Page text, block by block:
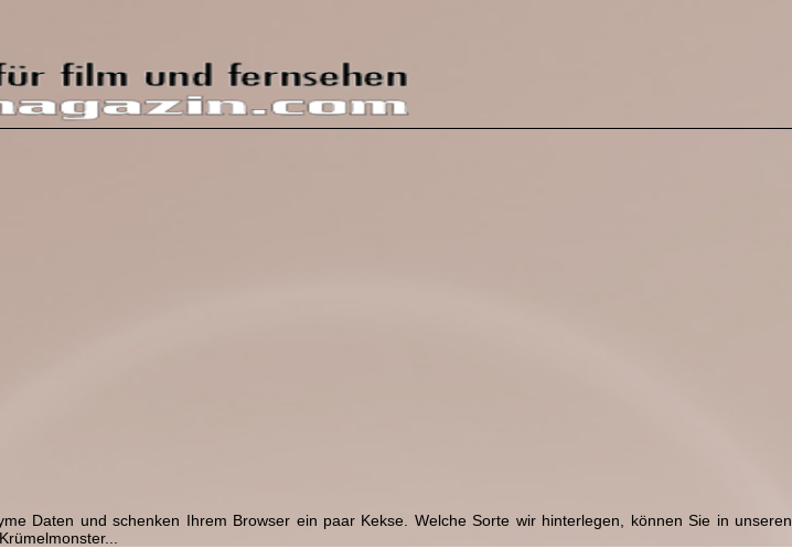
Daten und schenken Ihrem Browser ein paar Kekse. Welche Sorte wir hinterlegen, können Sie in unseren